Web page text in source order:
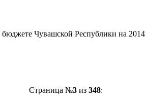
Чувашской Республики на
Страница №3из 348: